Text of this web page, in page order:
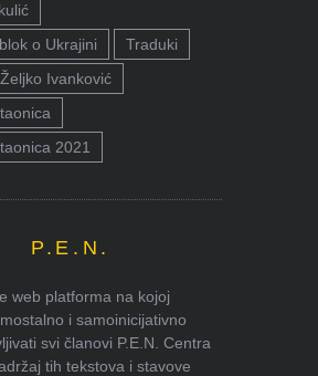
o Ukrajini
Traduki
Željko Ivanković
2021
P.E.N.
web platforma na kojoj
i samoinicijativno
svi članovi P.E.N. Centra
tih tekstova i stavove